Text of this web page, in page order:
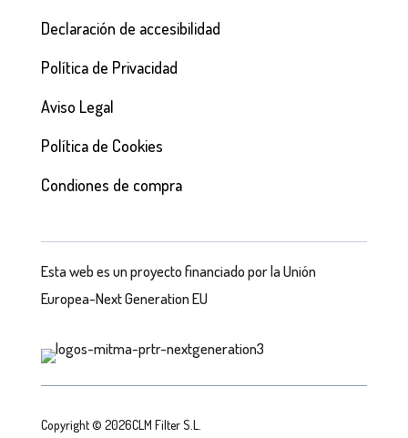
Declaración de accesibilidad
Política de Privacidad
Aviso Legal
Política de Cookies
Condiones de compra
Esta web es un proyecto financiado por la Unión
Europea-Next Generation EU
Copyright © 2026CLM Filter S.L.